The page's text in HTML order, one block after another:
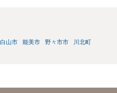
白山市 能美市 野々市市
川北町